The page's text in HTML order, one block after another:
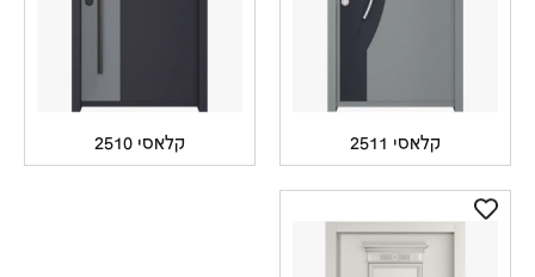
קלאסי 2511 קלאסי 2510